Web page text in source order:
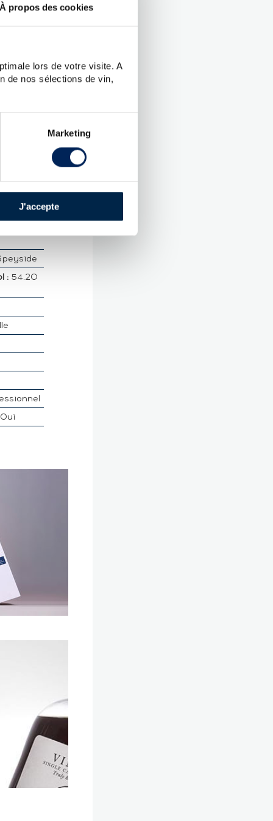
À propos des cookies
lors de votre visite. A
de nos sélections de vin,
Marketing
J'accepte
2014
: 54.20